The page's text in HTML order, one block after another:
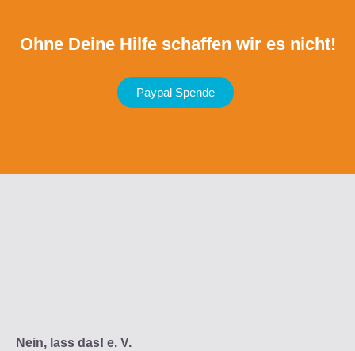
Ohne Deine Hilfe schaffen wir es nicht!
Paypal Spende
Nein, lass das! e. V.